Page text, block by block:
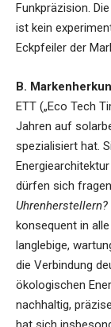
Funkpräzision.
ist kein
Eckpfeiler der
B.
ETT („Eco Tech
Jahren auf
spezialisiert hat.
dürfen sich
Uhrenherstellern?
konsequent in
langlebige,
die Verbindung
ökologischen
nachhaltig,